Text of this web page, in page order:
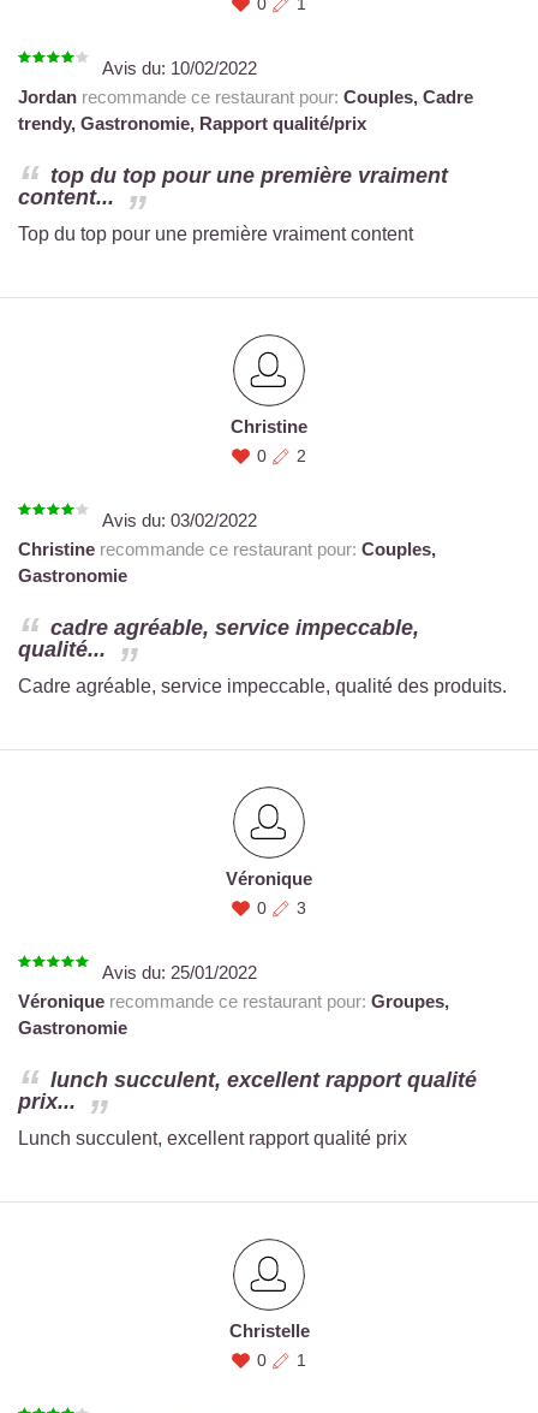
0 1
Avis du: 10/02/2022
Jordan recommande ce restaurant pour: Couples, Cadre
trendy, Gastronomie, Rapport qualité/prix
top du top pour une première vraiment
content...
Top du top pour une première vraiment content
Christine
0 2
Avis du: 03/02/2022
Christine recommande ce restaurant pour: Couples,
Gastronomie
cadre agréable, service impeccable,
qualité...
Cadre agréable, service impeccable, qualité des produits.
Véronique
0 3
Avis du: 25/01/2022
Véronique recommande ce restaurant pour: Groupes,
Gastronomie
lunch succulent, excellent rapport qualité
prix...
Lunch succulent, excellent rapport qualité prix
Christelle
0 1